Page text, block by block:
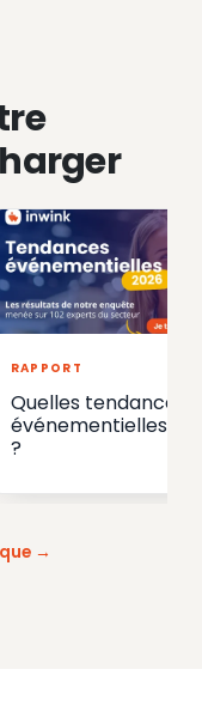
RAPPORT
Quelles tendances
événementielles en
?